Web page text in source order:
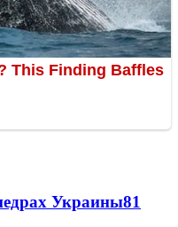
Украины81